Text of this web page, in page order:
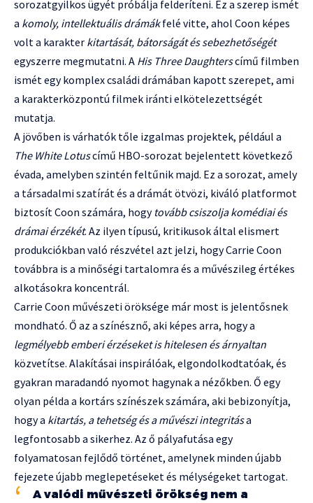
sorozatgyilkos ügyét próbálja felderíteni. Ez a szerep ismét
a komoly, intellektuális drámákfelé vitte, ahol Coon képes
volt a karakter kitartását, bátorságát és sebezhetőségét
egyszerre megmutatni. A His Three Daughterscímű filmben
ismét egy komplex családi drámában kapott szerepet, ami
a karakterközpontú filmek iránti elkötelezettségét
mutatja.
A jövőben is várhatók tőle izgalmas projektek, például a
The White Lotuscímű HBO-sorozat bejelentett következő
évada, amelyben szintén feltűnik majd. Ez a sorozat, amely
a társadalmi szatírát és a drámát ötvözi, kiváló platformot
biztosít Coon számára, hogy tovább csiszolja komédiai és
drámai érzékét. Az ilyen típusú, kritikusok által elismert
produkciókban való részvétel azt jelzi, hogy Carrie Coon
továbbra is a minőségi tartalomra és a művészileg értékes
alkotásokra koncentrál.
Carrie Coon művészeti öröksége már most is jelentősnek
mondható. Ő az a színésznő, aki képes arra, hogy a
legmélyebb emberi érzéseket is hitelesen és árnyaltan
közvetítse. Alakításai inspirálóak, elgondolkodtatóak, és
gyakran maradandó nyomot hagynak a nézőkben. Ő egy
olyan példa a kortárs színészek számára, aki bebizonyítja,
hogy a kitartás, a tehetség és a művészi integritása
legfontosabb a sikerhez. Az ő pályafutása egy
folyamatosan fejlődő történet, amelynek minden újabb
fejezete újabb meglepetéseket és mélységeket tartogat.
A valódi művészeti örökség nem a